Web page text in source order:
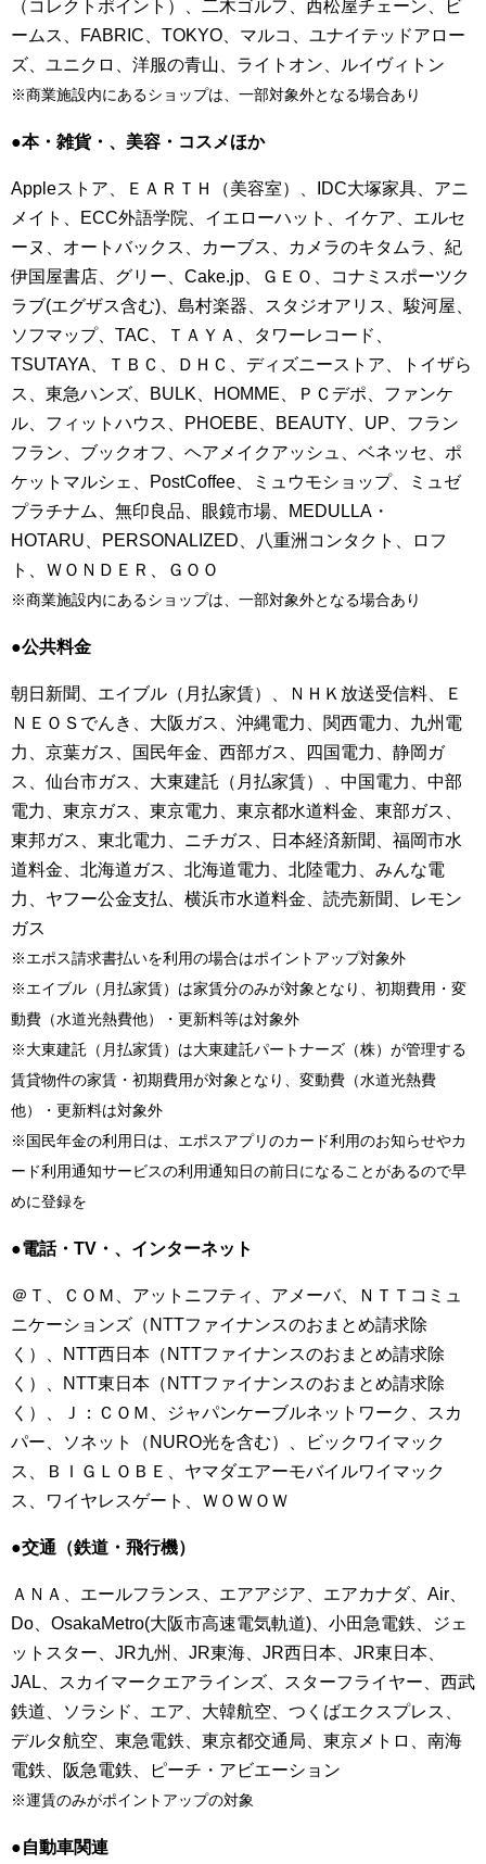
（コレクトポイント）、二木ゴルフ、西松屋チェーン、ビ
ームス、FABRIC、TOKYO、マルコ、ユナイテッドアロー
ズ、ユニクロ、洋服の青山、ライトオン、ルイヴィトン
※商業施設内にあるショップは、一部対象外となる場合あり
●本・雑貨・、美容・コスメほか
Appleストア、ＥＡＲＴＨ（美容室）、IDC大塚家具、アニ
メイト、ECC外語学院、イエローハット、イケア、エルセ
ーヌ、オートバックス、カーブス、カメラのキタムラ、紀
伊国屋書店、グリー、Cake.jp、ＧＥＯ、コナミスポーツク
ラブ(エグザス含む)、島村楽器、スタジオアリス、駿河屋、
ソフマップ、TAC、ＴＡＹＡ、タワーレコード、
TSUTAYA、ＴＢＣ、ＤＨＣ、ディズニーストア、トイザら
ス、東急ハンズ、BULK、HOMME、ＰＣデポ、ファンケ
ル、フィットハウス、PHOEBE、BEAUTY、UP、フラン
フラン、ブックオフ、ヘアメイクアッシュ、ベネッセ、ポ
ケットマルシェ、PostCoffee、ミュウモショップ、ミュゼ
プラチナム、無印良品、眼鏡市場、MEDULLA・
HOTARU、PERSONALIZED、八重洲コンタクト、ロフ
ト、ＷＯＮＤＥＲ、ＧＯＯ
※商業施設内にあるショップは、一部対象外となる場合あり
●公共料金
朝日新聞、エイブル（月払家賃）、ＮＨＫ放送受信料、Ｅ
ＮＥＯＳでんき、大阪ガス、沖縄電力、関西電力、九州電
力、京葉ガス、国民年金、西部ガス、四国電力、静岡ガ
ス、仙台市ガス、大東建託（月払家賃）、中国電力、中部
電力、東京ガス、東京電力、東京都水道料金、東部ガス、
東邦ガス、東北電力、ニチガス、日本経済新聞、福岡市水
道料金、北海道ガス、北海道電力、北陸電力、みんな電
力、ヤフー公金支払、横浜市水道料金、読売新聞、レモン
ガス
※エポス請求書払いを利用の場合はポイントアップ対象外
※エイブル（月払家賃）は家賃分のみが対象となり、初期費用・変
動費（水道光熱費他）・更新料等は対象外
※大東建託（月払家賃）は大東建託パートナーズ（株）が管理する
賃貸物件の家賃・初期費用が対象となり、変動費（水道光熱費
他）・更新料は対象外
※国民年金の利用日は、エポスアプリのカード利用のお知らせやカ
ード利用通知サービスの利用通知日の前日になることがあるので早
めに登録を
●電話・TV・、インターネット
＠Ｔ、ＣＯＭ、アットニフティ、アメーバ、ＮＴＴコミュ
ニケーションズ（NTTファイナンスのおまとめ請求除
く）、NTT西日本（NTTファイナンスのおまとめ請求除
く）、NTT東日本（NTTファイナンスのおまとめ請求除
く）、Ｊ：ＣＯＭ、ジャパンケーブルネットワーク、スカ
パー、ソネット（NURO光を含む）、ビックワイマック
ス、ＢＩＧＬＯＢＥ、ヤマダエアーモバイルワイマック
ス、ワイヤレスゲート、ＷＯＷＯＷ
●交通（鉄道・飛行機）
ＡＮＡ、エールフランス、エアアジア、エアカナダ、Air、
Do、OsakaMetro(大阪市高速電気軌道)、小田急電鉄、ジェ
ットスター、JR九州、JR東海、JR西日本、JR東日本、
JAL、スカイマークエアラインズ、スターフライヤー、西武
鉄道、ソラシド、エア、大韓航空、つくばエクスプレス、
デルタ航空、東急電鉄、東京都交通局、東京メトロ、南海
電鉄、阪急電鉄、ピーチ・アビエーション
※運賃のみがポイントアップの対象
●自動車関連